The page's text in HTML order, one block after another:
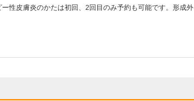
性皮膚炎のかたは初回、2回目のみ予約も可能です。形成外